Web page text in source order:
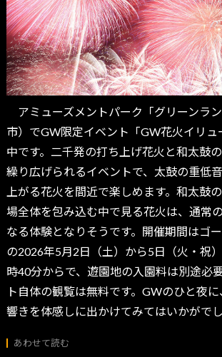
アミューズメントパーク「グリーンラ
市）でGW限定イベント「GW花火イリュ
中です。二千発の打ち上げ花火と和太鼓
繰り広げられるイベントで、太鼓の重低
上がる花火を間近で楽しめます。和太鼓
場全体を包み込む中で見る花火は、通常
なる体験となりそうです。開催期間はゴ
の2026年5月2日（土）から5日（火・祝
時40分からで、遊園地の入園料は別途必
ト自体の観覧は無料です。GWのひと夜
響きを体感しに出かけてみてはいかがでし
あわせて読む